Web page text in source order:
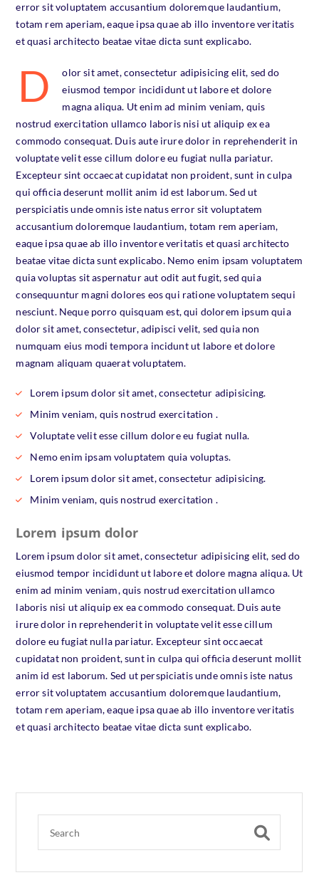
error sit voluptatem accusantium doloremque laudantium,
totam rem aperiam, eaque ipsa quae ab illo inventore veritatis
et quasi architecto beatae vitae dicta sunt explicabo.
D
olor sit amet, consectetur adipisicing elit, sed do
eiusmod tempor incididunt ut labore et dolore
magna aliqua. Ut enim ad minim veniam, quis
nostrud exercitation ullamco laboris nisi ut aliquip ex ea
commodo consequat. Duis aute irure dolor in reprehenderit in
voluptate velit esse cillum dolore eu fugiat nulla pariatur.
Excepteur sint occaecat cupidatat non proident, sunt in culpa
qui officia deserunt mollit anim id est laborum. Sed ut
perspiciatis unde omnis iste natus error sit voluptatem
accusantium doloremque laudantium, totam rem aperiam,
eaque ipsa quae ab illo inventore veritatis et quasi architecto
beatae vitae dicta sunt explicabo. Nemo enim ipsam voluptatem
quia voluptas sit aspernatur aut odit aut fugit, sed quia
consequuntur magni dolores eos qui ratione voluptatem sequi
nesciunt. Neque porro quisquam est, qui dolorem ipsum quia
dolor sit amet, consectetur, adipisci velit, sed quia non
numquam eius modi tempora incidunt ut labore et dolore
magnam aliquam quaerat voluptatem.
Lorem ipsum dolor sit amet, consectetur adipisicing.
Minim veniam, quis nostrud exercitation .
Voluptate velit esse cillum dolore eu fugiat nulla.
Nemo enim ipsam voluptatem quia voluptas.
Lorem ipsum dolor sit amet, consectetur adipisicing.
Minim veniam, quis nostrud exercitation .
Lorem ipsum dolor
Lorem ipsum dolor sit amet, consectetur adipisicing elit, sed do
eiusmod tempor incididunt ut labore et dolore magna aliqua. Ut
enim ad minim veniam, quis nostrud exercitation ullamco
laboris nisi ut aliquip ex ea commodo consequat. Duis aute
irure dolor in reprehenderit in voluptate velit esse cillum
dolore eu fugiat nulla pariatur. Excepteur sint occaecat
cupidatat non proident, sunt in culpa qui officia deserunt mollit
anim id est laborum. Sed ut perspiciatis unde omnis iste natus
error sit voluptatem accusantium doloremque laudantium,
totam rem aperiam, eaque ipsa quae ab illo inventore veritatis
et quasi architecto beatae vitae dicta sunt explicabo.